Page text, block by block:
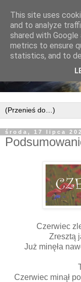
środa, 17 lipca
Czerwiec
Zresztą
Już minęła
Czerwiec minął
This site uses
and to analyze
shared with
metrics to ensure
statistics, and to